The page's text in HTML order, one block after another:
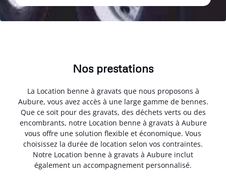
Nos prestations
La Location benne à gravats que nous proposons à
Aubure, vous avez accès à une large gamme de bennes.
Que ce soit pour des gravats, des déchets verts ou des
encombrants, notre Location benne à gravats à Aubure
vous offre une solution flexible et économique. Vous
choisissez la durée de location selon vos contraintes.
Notre Location benne à gravats à Aubure inclut
également un accompagnement personnalisé.